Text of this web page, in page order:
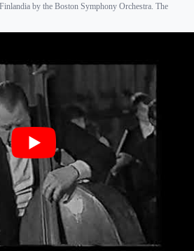
by the Boston Symphony Orchestra. The